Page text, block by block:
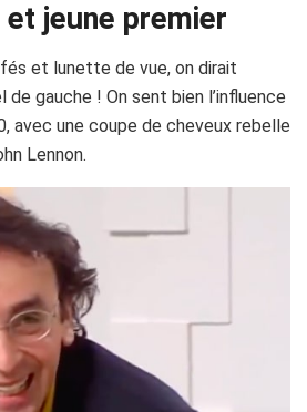
et jeune premier
et lunette de vue, on dirait
gauche ! On sent bien l’influence
avec une coupe de cheveux rebelle
Lennon.